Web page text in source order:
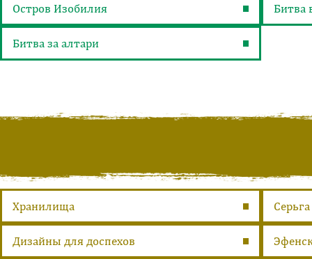
Остров Изобилия Битва
Битва за алтари
Хранилища
Дизайны для доспехов